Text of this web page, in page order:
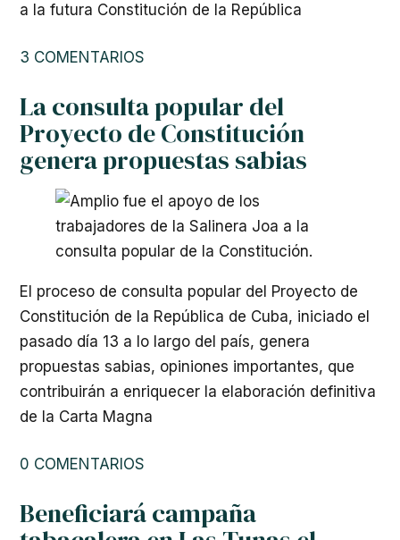
a la futura Constitución de la República
3 COMENTARIOS
La consulta popular del
Proyecto de Constitución
genera propuestas sabias
El proceso de consulta popular del Proyecto de
Constitución de la República de Cuba, iniciado el
pasado día 13 a lo largo del país, genera
propuestas sabias, opiniones importantes, que
contribuirán a enriquecer la elaboración definitiva
de la Carta Magna
0 COMENTARIOS
Beneficiará campaña